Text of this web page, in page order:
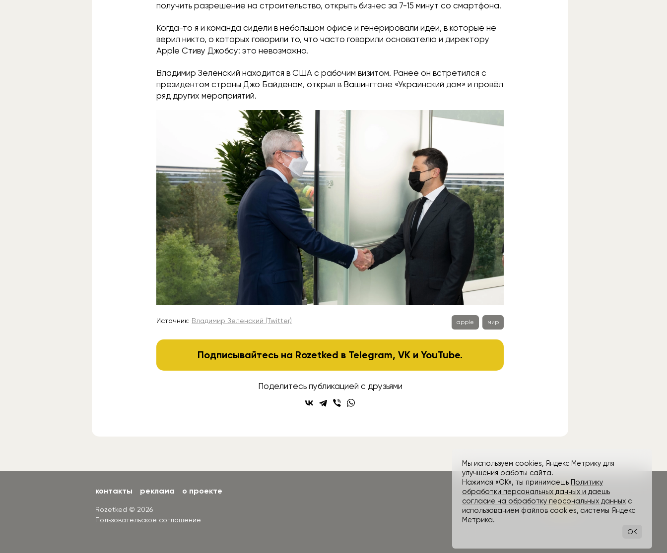
получить разрешение на строительство, открыть бизнес за 7-15 минут со смартфона.
Когда-то я и команда сидели в небольшом офисе и генерировали идеи, в которые не
верил никто, о которых говорили то, что часто говорили основателю и директору
Apple Стиву Джобсу: это невозможно.
Владимир Зеленский находится в США с рабочим визитом. Ранее он встретился с
президентом страны Джо Байденом, открыл в Вашингтоне «Украинский дом» и провёл
ряд других мероприятий.
Источник: Владимир Зеленский (Twitter) apple мир
Подписывайтесь на Rozetked в Telegram,VK иYouTube.
Поделитесь публикацией с друзьями
контакты реклама о проекте
Rozetked © 2026
Пользовательское соглашение
Мы используем cookies, Яндекс Метрику для
улучшения работы сайта.
Нажимая «ОК», ты принимаешь Политику
обработки персональных данных и даешь
согласие на обработку персональных данныхс
использованием файлов cookies, системы Яндекс
Метрика.
OK